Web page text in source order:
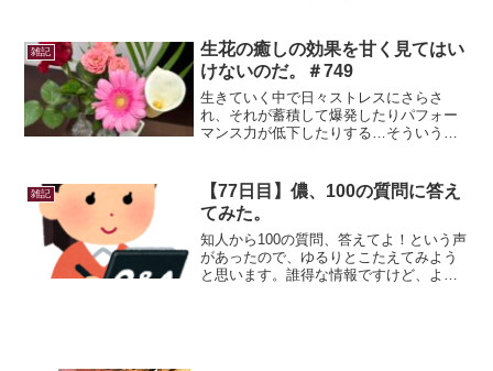
の運動量で水分補給が追い付かなかった
っぽい。おいらの頭何回ゆ...
雑記
生花の癒しの効果を甘く見てはい
けないのだ。＃749
生きていく中で日々ストレスにさらさ
れ、それが蓄積して爆発したりパフォー
マンス力が低下したりする…そういう時
思うんです、はい！く(゜-゜)自分はそう
いったストレス解消法を...
雑記
【77日目】儂、100の質問に答え
てみた。
知人から100の質問、答えてよ！という声
があったので、ゆるりとこたえてみよう
と思います。誰得な情報ですけど、よか